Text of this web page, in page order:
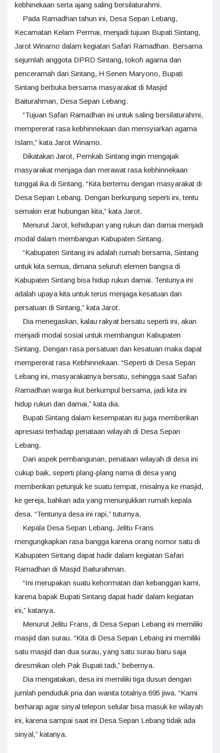
kebhinekaan serta ajang saling bersilaturahmi.
Pada Ramadhan tahun ini, Desa Sepan Lebang,
Kecamatan Kelam Permai, menjadi tujuan Bupati Sintang,
Jarot Winarno dalam kegiatan Safari Ramadhan. Bersama
sejumlah anggota DPRD Sintang, tokoh agama dan
penceramah dari Sintang, H Senen Maryono, Bupati
Sintang berbuka bersama masyarakat di Masjid
Baiturahman, Desa Sepan Lebang.
“Tujuan Safari Ramadhan ini untuk saling bersilaturahmi,
mempererat rasa kebhinnekaan dan mensyiarkan agama
Islam,” kata Jarot Winarno.
Dikatakan Jarot, Pemkab Sintang ingin mengajak
masyarakat menjaga dan merawat rasa kebhinnekaan
tunggal ika di Sintang. “Kita bertemu dengan masyarakat di
Desa Sepan Lebang. Dengan berkunjung seperti ini, tentu
semakin erat hubungan kita,” kata Jarot.
Menurut Jarot, kehidupan yang rukun dan damai menjadi
modal dalam membangun Kabupaten Sintang.
“Kabupaten Sintang ini adalah rumah bersama, Sintang
untuk kita semua, dimana seluruh elemen bangsa di
Kabupaten Sintang bisa hidup rukun damai. Tentunya ini
adalah upaya kita untuk terus menjaga kesatuan dan
persatuan di Sintang,” kata Jarot.
Dia menegaskan, kalau rakyat bersatu seperti ini, akan
menjadi modal sosial untuk membangun Kabupaten
Sintang. Dengan rasa persatuan dan kesatuan maka dapat
mempererat rasa Kebhinnekaan. “Seperti di Desa Sepan
Lebang ini, masyarakatnya bersatu, sehingga saat Safari
Ramadhan warga ikut berkumpul bersama, jadi kita ini
hidup rukun dan damai,” kata dia.
Bupati Sintang dalam kesempatan itu juga memberikan
apresiasi terhadap penataan wilayah di Desa Sepan
Lebang.
Dari aspek pembangunan, penataan wilayah di desa ini
cukup baik, seperti plang-plang nama di desa yang
memberikan petunjuk ke suatu tempat, misalnya ke masjid,
ke gereja, bahkan ada yang menunjukkan rumah kepala
desa. “Tentunya desa ini rapi,” tuturnya.
Kepala Desa Sepan Lebang, Jelitu Frans
mengungkapkan rasa bangga karena orang nomor satu di
Kabupaten Sintang dapat hadir dalam kegiatan Safari
Ramadhan di Masjid Baiturahman.
“Ini merupakan suatu kehormatan dan kebanggan kami,
karena bapak Bupati Sintang dapat hadir dalam kegiatan
ini,” katanya.
Menurut Jelitu Frans, di Desa Sepan Lebang ini memiliki
masjid dan surau. “Kita di Desa Sepan Lebang ini memiliki
satu masjid dan dua surau, yang satu surau baru saja
diresmikan oleh Pak Bupati tadi,” bebernya.
Dia mengatakan, desa ini memiliki tiga dusun dengan
jumlah penduduk pria dan wanita totalnya 695 jiwa. “Kami
berharap agar sinyal telepon selular bisa masuk ke wilayah
ini, karena sampai saat ini Desa Sepan Lebang tidak ada
sinyal,” katanya.